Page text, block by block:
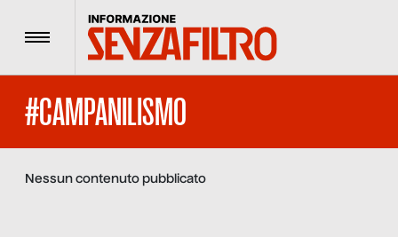
Menu
#CAMPANILISMO
Nessun contenuto pubblicato